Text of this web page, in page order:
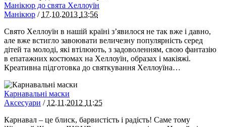
Манікюр до свята Хеллоуїн
Манікюр / 17.10.2013 13:56
Свято Хеллоуїн в нашій країні з’явилося не так вже і давно,
але вже встигло завоювати величезну популярність серед
дітей та молоді, які втілюють, з задоволенням, свою фантазію
в епатажних костюмах на Хеллоуїн, образах і макіяжі.
Креативна підготовка до святкування Хеллоуїна…
Карнавальні маски
Аксесуари / 12.11.2012 11:25
Карнавал – це блиск, барвистість і радість! Саме тому